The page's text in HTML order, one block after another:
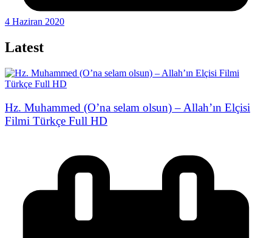
4 Haziran 2020
Latest
Hz. Muhammed (O’na selam olsun) – Allah’ın Elçisi
Filmi Türkçe Full HD